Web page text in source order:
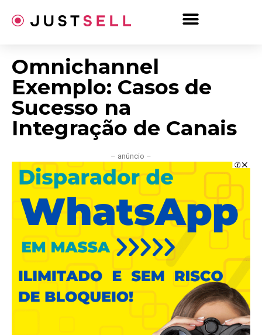
para
Omnichannel
Exemplo: Casos de
Sucesso na
Integração de Canais
– anúncio –